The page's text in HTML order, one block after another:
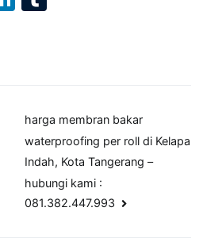
harga membran bakar
waterproofing per roll di Kelapa
Indah, Kota Tangerang –
hubungi kami :
081.382.447.993